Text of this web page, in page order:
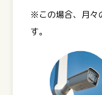
※この場合、月々
す。